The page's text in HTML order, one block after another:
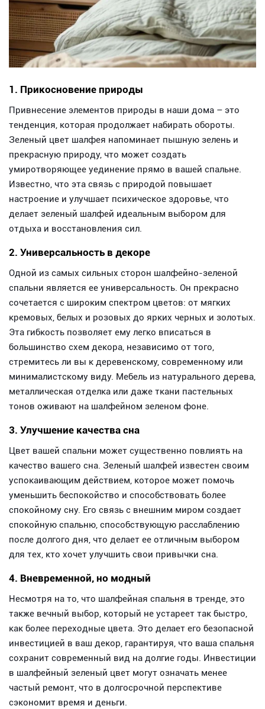
1. Прикосновение природы
Привнесение элементов природы в наши дома – это
тенденция, которая продолжает набирать обороты.
Зеленый цвет шалфея напоминает пышную зелень и
прекрасную природу, что может создать
умиротворяющее уединение прямо в вашей спальне.
Известно, что эта связь с природой повышает
настроение и улучшает психическое здоровье, что
делает зеленый шалфей идеальным выбором для
отдыха и восстановления сил.
2. Универсальность в декоре
Одной из самых сильных сторон шалфейно-зеленой
спальни является ее универсальность. Он прекрасно
сочетается с широким спектром цветов: от мягких
кремовых, белых и розовых до ярких черных и золотых.
Эта гибкость позволяет ему легко вписаться в
большинство схем декора, независимо от того,
стремитесь ли вы к деревенскому, современному или
минималистскому виду. Мебель из натурального дерева,
металлическая отделка или даже ткани пастельных
тонов оживают на шалфейном зеленом фоне.
3. Улучшение качества сна
Цвет вашей спальни может существенно повлиять на
качество вашего сна. Зеленый шалфей известен своим
успокаивающим действием, которое может помочь
уменьшить беспокойство и способствовать более
спокойному сну. Его связь с внешним миром создает
спокойную спальню, способствующую расслаблению
после долгого дня, что делает ее отличным выбором
для тех, кто хочет улучшить свои привычки сна.
4. Вневременной, но модный
Несмотря на то, что шалфейная спальня в тренде, это
также вечный выбор, который не устареет так быстро,
как более переходные цвета. Это делает его безопасной
инвестицией в ваш декор, гарантируя, что ваша спальня
сохранит современный вид на долгие годы. Инвестиции
в шалфейный зеленый цвет могут означать менее
частый ремонт, что в долгосрочной перспективе
сэкономит время и деньги.